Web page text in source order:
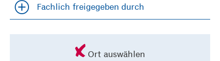
Accordion öfffnen und schließen
Fachlich freigegeben durch
Ort auswählen